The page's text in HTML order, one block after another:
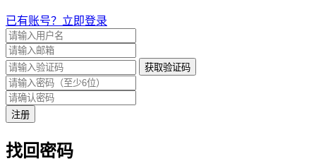
已有账号？立即登录
获取验证码
注册
找回密码